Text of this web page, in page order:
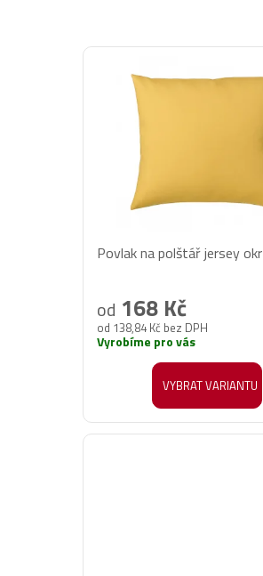
Povlak na polštář jersey okr
od 138,84 Kč bez DPH
od 168 Kč
Vyrobíme pro vás
VYBRAT VARIANTU